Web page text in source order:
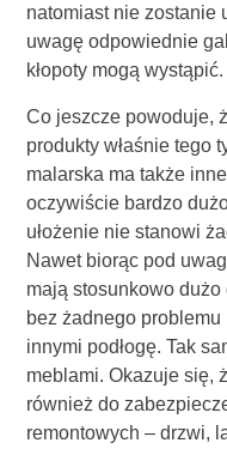
natomiast nie zostanie
uwagę odpowiednie
kłopoty mogą wystąpić.
Co jeszcze powoduje,
produkty właśnie tego
malarska ma także
oczywiście bardzo
ułożenie nie stanowi
Nawet biorąc pod
mają stosunkowo
bez żadnego
innymi podłogę. Tak
meblami. Okazuje się,
również do
remontowych – drzwi,